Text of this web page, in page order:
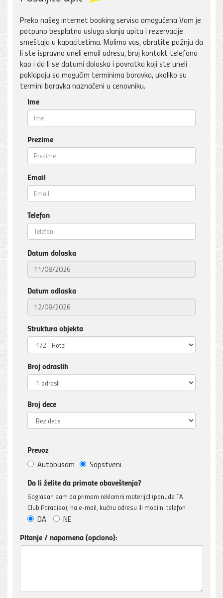
Preko našeg internet booking servisa omogućena Vam je
potpuno besplatna usluga slanja upita i rezervacije
smeštaja u kapacitetima. Molimo vas, obratite pažnju da
li ste ispravno uneli email adresu, broj kontakt telefona
kao i da li se datumi dolaska i povratka koji ste uneli
poklapaju sa mogućim terminima boravka, ukoliko su
termini boravka naznačeni u cenovniku.
Ime
Prezime
Email
Telefon
Datum dolaska
Datum odlaska
Struktura objekta
Broj odraslih
Broj dece
Prevoz
Autobusom Sopstveni
Da li želite da primate obaveštenja?
Saglasan sam da primam reklamni materijal (ponude TA
Club Paradiso), na e-mail, kućnu adresu ili mobilni telefon
DA NE
Pitanje / napomena (opciono):